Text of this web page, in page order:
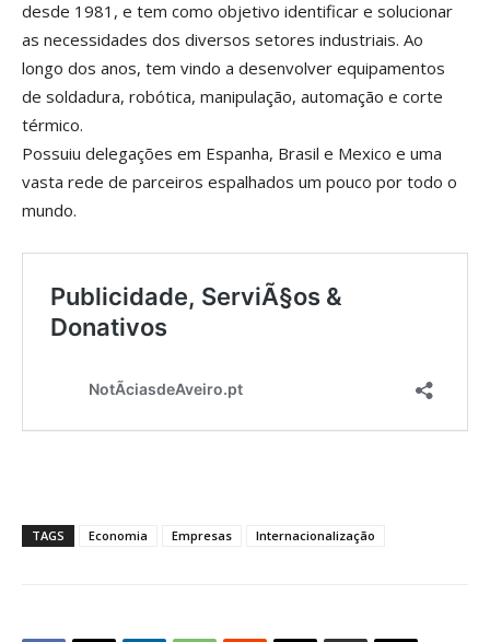
desde 1981, e tem como objetivo identificar e solucionar
as necessidades dos diversos setores industriais. Ao
longo dos anos, tem vindo a desenvolver equipamentos
de soldadura, robótica, manipulação, automação e corte
térmico.
Possuiu delegações em Espanha, Brasil e Mexico e uma
vasta rede de parceiros espalhados um pouco por todo o
mundo.
TAGS Economia Empresas Internacionalização